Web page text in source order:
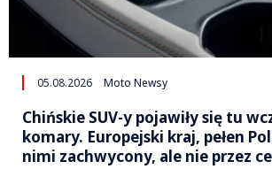
05.08.2026 Moto Newsy
Chińskie SUV-y pojawiły się tu
komary. Europejski kraj, pełen
nimi zachwycony, ale nie przez